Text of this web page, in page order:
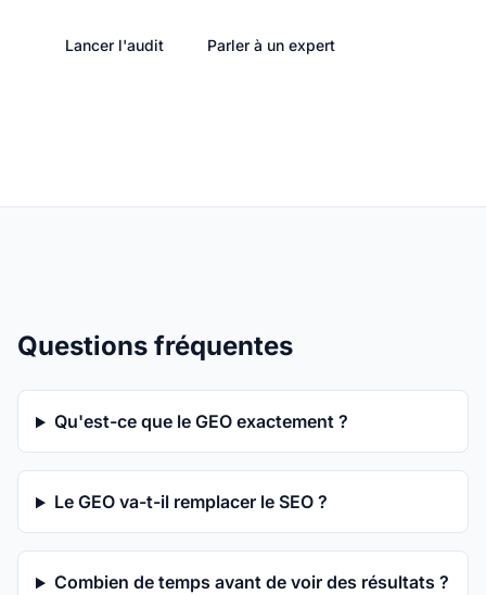
Lancer l'audit Parler à un expert
Questions fréquentes
Qu'est-ce que le GEO exactement ?
Le GEO va-t-il remplacer le SEO ?
Combien de temps avant de voir des résultats ?